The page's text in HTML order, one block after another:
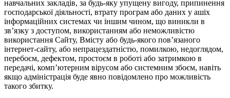
навчальних закладів, за будь-яку упущену вигоду, припинення
господарської діяльності, втрату програм або даних у ашіх
інформаційних системах чи іншим чином, що виникли в
зв’язку з доступом, використанням або неможливістю
використання Сайту, Вмісту або будь-якого пов’язаного
інтернет-сайту, або непрацездатністю, помилкою, недоглядом,
перебоєм, дефектом, простоєм в роботі або затримкою в
передачі, комп’ютерним вірусом або системним збоєм, навіть
якщо адміністрація буде явно повідомлено про можливість
такого збитку.